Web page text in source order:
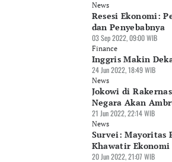
News
Resesi Ekonomi:
dan Penyebabnya
03 Sep 2022, 09:00 WIB
Finance
Inggris Makin
24 Jun 2022, 18:49 WIB
News
Jokowi di
Negara Akan
21 Jun 2022, 22:14 WIB
News
Survei: Mayoritas
Khawatir Ekonomi
20 Jun 2022, 21:07 WIB